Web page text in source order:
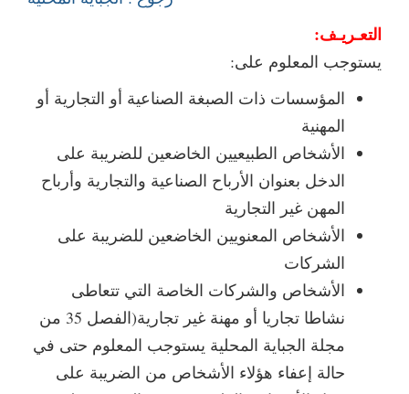
التعـريـف:
يستوجب المعلوم على:
المؤسسات ذات الصبغة الصناعية أو التجارية أو
المهنية
الأشخاص الطبيعيين الخاضعين للضريبة على
الدخل بعنوان الأرباح الصناعية والتجارية وأرباح
المهن غير التجارية
الأشخاص المعنويين الخاضعين للضريبة على
الشركات
الأشخاص والشركات الخاصة التي تتعاطى
نشاطا تجاريا أو مهنة غير تجارية(الفصل 35 من
مجلة الجباية المحلية يستوجب المعلوم حتى في
حالة إعفاء هؤلاء الأشخاص من الضريبة على